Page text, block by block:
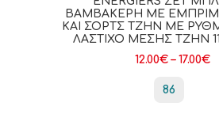
ΒΑΜΒΑΚΕΡΉ ΜΕ
ΚΑΙ ΣΟΡΤΣ ΤΖΗΝ ΜΕ
ΛΆΣΤΙΧΟ ΜΈΣΗΣ ΤΖΗΝ
12.00€ – 17.00€
86